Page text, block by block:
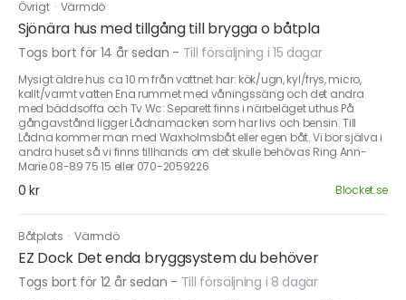
Övrigt · Värmdö
Sjönära hus med tillgång till brygga o båtpla
Togs bort för 14 år sedan - Till försäljning i 15 dagar
Mysigt äldre hus ca 10 m från vattnet har: kök/ugn, kyl/frys, micro,
kallt/varmt vatten Ena rummet med våningssäng och det andra
med bäddsoffa och Tv Wc: Separett finns i närbeläget uthus På
gångavstånd ligger Lådnamacken som har livs och bensin. Till
Lådna kommer man med Waxholmsbåt eller egen båt. Vi bor själva i
andra huset så vi finns tillhands om det skulle behövas Ring Ann-
Marie 08-89 75 15 eller 070-2059226
0 kr Blocket.se
Båtplats ·Värmdö
EZ Dock Det enda bryggsystem du behöver
Togs bort för 12 år sedan - Till försäljning i 8 dagar